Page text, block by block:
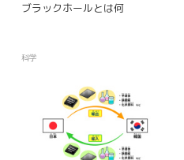
ブラックホールとは何
科学